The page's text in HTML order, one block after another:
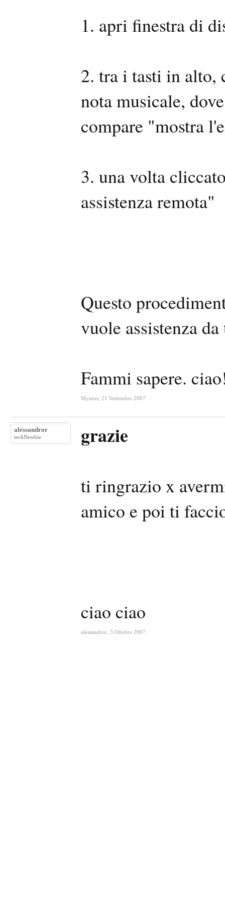
1. apri finestra di
2. tra i tasti in alto,
nota musicale,
compare "mostra
3. una volta
assistenza remota"
Questo
vuole assistenza
Fammi sapere.
Mymus 21 Settembre 2007
alessandror
techNewbie grazie
ti ringrazio x
amico e poi ti
ciao ciao
alessandror 3 Ottobre 2007